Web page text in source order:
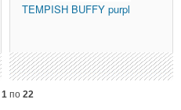
TEMPISH BUFFY purpl
1 по 22